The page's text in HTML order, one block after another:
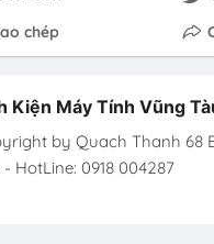
chép
Kiện Máy Tính Vũng
by Quach Thanh 68
- HotLine: 0918 004287